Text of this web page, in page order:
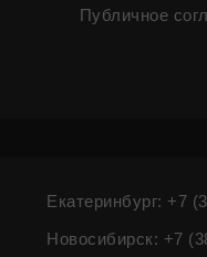
Публичное
Екатеринбург: +7
Новосибирск: +7